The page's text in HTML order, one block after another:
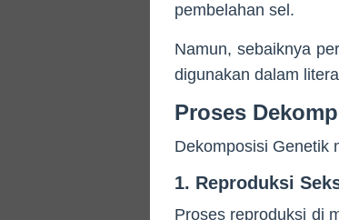
pembelahan sel.
Namun, sebaiknya
digunakan dalam
Proses
Dekomposisi Genetik
1. Reproduksi
Proses reproduksi di